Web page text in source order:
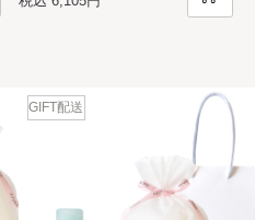
GIFT配送